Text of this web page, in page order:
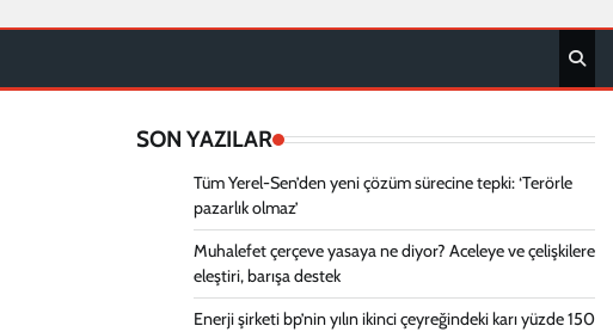
SON YAZILAR
Tüm Yerel-Sen’den yeni çözüm sürecine tepki: ‘Terörle
pazarlık olmaz’
Muhalefet çerçeve yasaya ne diyor? Aceleye ve çelişkilere
eleştiri, barışa destek
Enerji şirketi bp’nin yılın ikinci çeyreğindeki karı yüzde 150